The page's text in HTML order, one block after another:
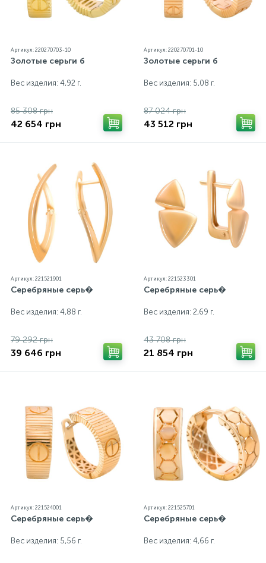
Артикул: 220270703-10
Золотые серьги б
Вес изделия: 4,92 г.
85 308 грн
42 654 грн
Артикул: 220270701-10
Золотые серьги б
Вес изделия: 5,08 г.
87 024 грн
43 512 грн
Артикул: 221521901
Серебряные серь�
Вес изделия: 4,88 г.
79 292 грн
39 646 грн
Артикул: 221523301
Серебряные серь�
Вес изделия: 2,69 г.
43 708 грн
21 854 грн
Артикул: 221524001
Серебряные серь�
Вес изделия: 5,56 г.
Артикул: 221525701
Серебряные серь�
Вес изделия: 4,66 г.